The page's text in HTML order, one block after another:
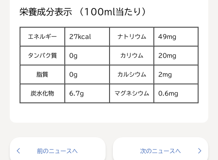
栄養成分表示 （100ml当たり）
エネルギー 27kcal ナトリウム 49mg
タンパク質 0g カリウム 20mg
脂質 0g カルシウム 2mg
炭水化物 6.7g マグネシウム 0.6mg
前のニュースへ 次のニュースへ